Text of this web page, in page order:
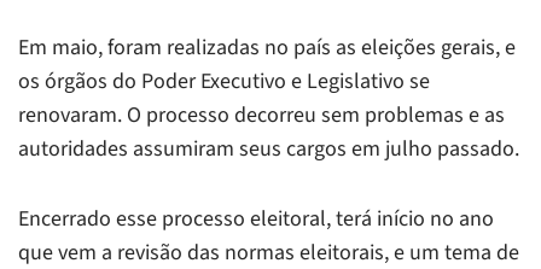
Em maio, foram realizadas no país as eleições gerais, e
os órgãos do Poder Executivo e Legislativo se
renovaram. O processo decorreu sem problemas e as
autoridades assumiram seus cargos em julho passado.
Encerrado esse processo eleitoral, terá início no ano
que vem a revisão das normas eleitorais, e um tema de